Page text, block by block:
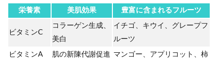
栄養素 美肌効果 豊富に含まれるフルーツ
ビタミンC
コラーゲン生成、
美白
イチゴ、キウイ、グレープフ
ルーツ
ビタミンA 肌の新陳代謝促進 マンゴー、アプリコット、柿